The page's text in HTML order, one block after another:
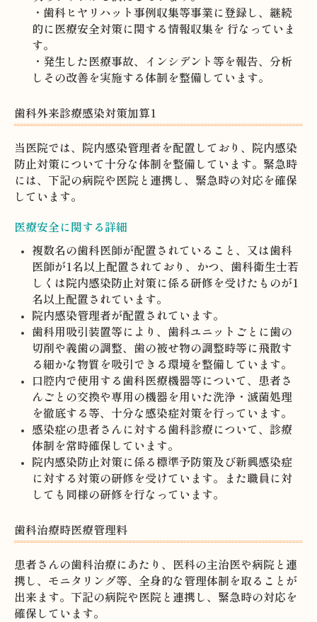
・歯科ヒヤリハット事例収集等事業に登録し、継続
的に医療安全対策に関する情報収集を 行なっていま
す。
・発生した医療事故、インシデント等を報告、分析
しその改善を実施する体制を整備しています。
歯科外来診療感染対策加算1
当医院では、院内感染管理者を配置しており、院内感染
防止対策について十分な体制を整備しています。緊急時
には、下記の病院や医院と連携し、緊急時の対応を確保
しています。
医療安全に関する詳細
複数名の歯科医師が配置されていること、又は歯科
医師が1名以上配置されており、かつ、歯科衛生士若
しくは院内感染防止対策に係る研修を受けたものが1
名以上配置されています。
院内感染管理者が配置されています。
歯科用吸引装置等により、歯科ユニットごとに歯の
切削や義歯の調整、歯の被せ物の調整時等に飛散す
る細かな物質を吸引できる環境を整備しています。
口腔内で使用する歯科医療機器等について、患者さ
んごとの交換や専用の機器を用いた洗浄・滅菌処理
を徹底する等、十分な感染症対策を行っています。
感染症の患者さんに対する歯科診療について、診療
体制を常時確保しています。
院内感染防止対策に係る標準予防策及び新興感染症
に対する対策の研修を受けています。また職員に対
しても同様の研修を行なっています。
歯科治療時医療管理料
患者さんの歯科治療にあたり、医科の主治医や病院と連
携し、モニタリング等、全身的な管理体制を取ることが
出来ます。下記の病院や医院と連携し、緊急時の対応を
確保しています。